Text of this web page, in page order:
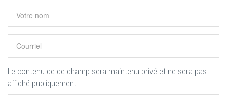
Le contenu de ce champ sera maintenu privé et ne sera pas
affiché publiquement.